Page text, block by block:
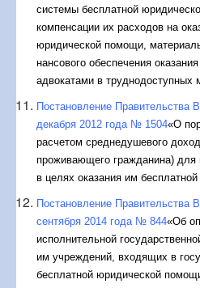
систе­мы бесплатной
компенсации их расходов на
юридической помощи,
нансового обеспечения
адвокатами в трудно­доступных
Постановление Правительства
декабря 2012 года № 1504«О
расчетом среднедушевого
проживающего гражданина)
в целях оказания им
Постановление Правительства
сентября 2014 года № 844«Об
исполнительной
им учреждений, входящих в
бесплатной юридической